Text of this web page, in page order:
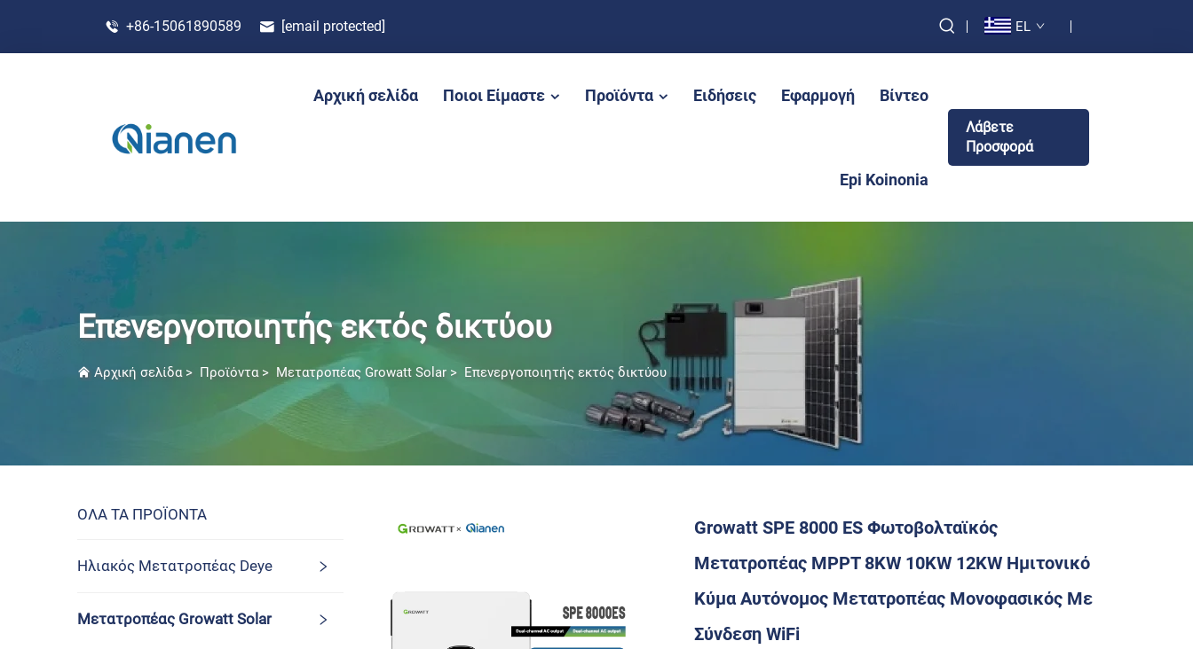
+86-15061890589 [email protected] EL
Αρχική σελίδα Ποιοι Είμαστε Προϊόντα Ειδήσεις Εφαρμογή Βίντεο
Epi Koinonia
Λάβετε
Προσφορά
Επενεργοποιητής εκτός δικτύου
Αρχική σελίδα> Προϊόντα> Μετατροπέας Growatt Solar > Επενεργοποιητής εκτός δικτύου
ΟΛΑ ΤΑ ΠΡΟΪΟΝΤΑ
Ηλιακός Μετατροπέας Deye
Μετατροπέας Growatt Solar
Growatt SPE 8000 ES Φωτοβολταϊκός
Μετατροπέας MPPT 8KW 10KW 12KW Ημιτονικό
Κύμα Αυτόνομος Μετατροπέας Μονοφασικός Με
Σύνδεση WiFi